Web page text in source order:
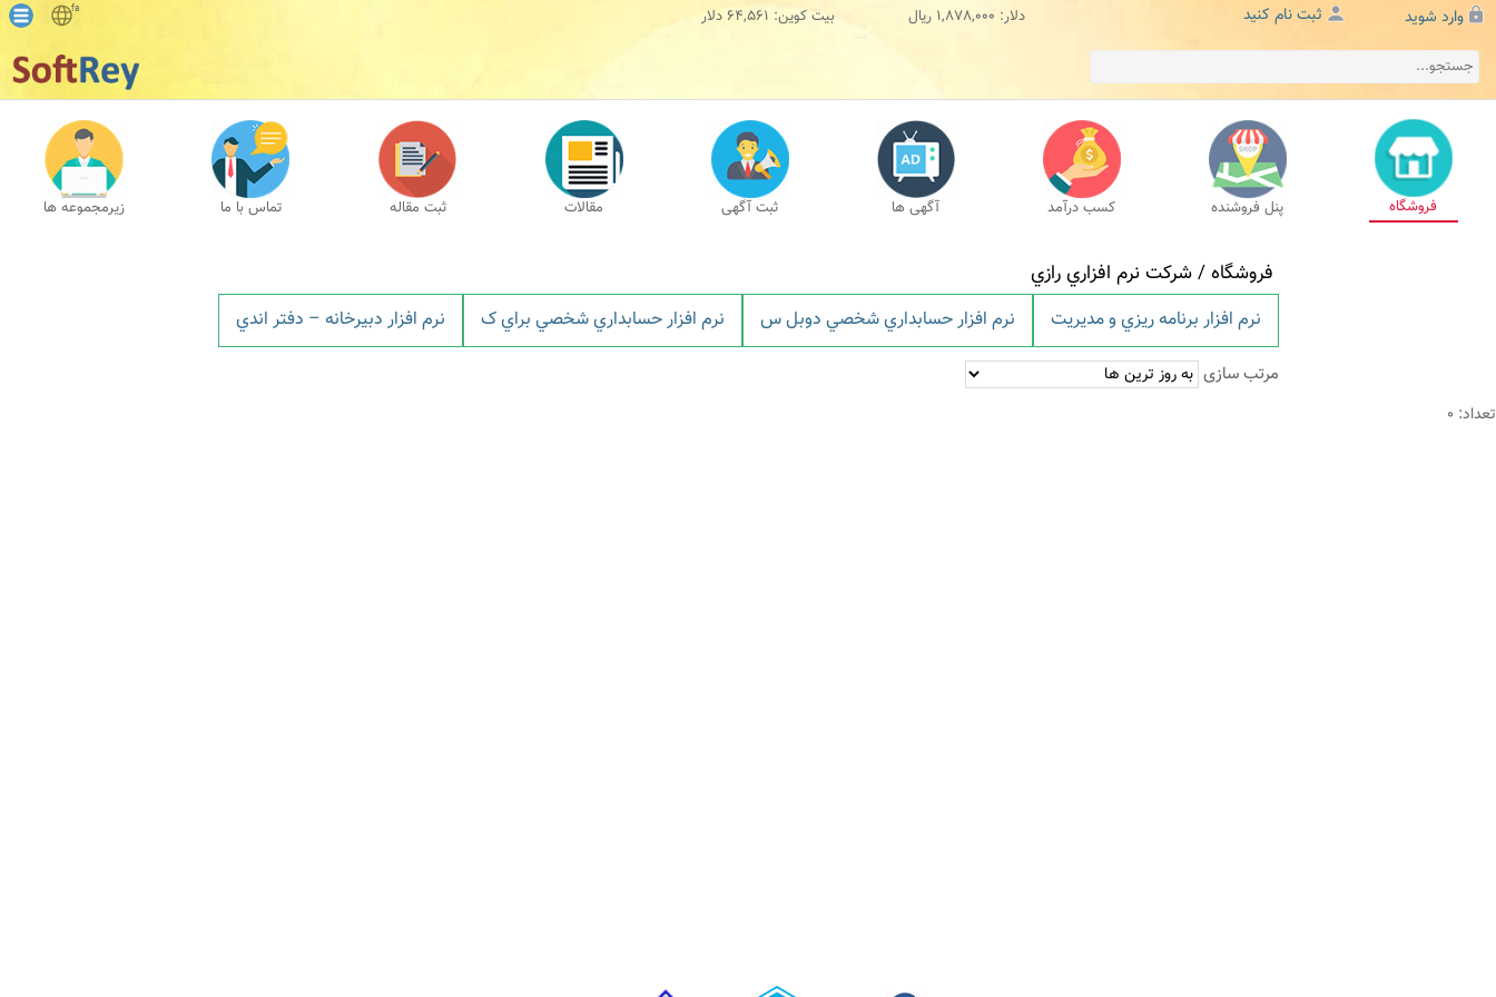
وارد شوید ثبت نام کنید fa
فروشگاه پنل فروشنده کسب درآمد آگهی ها ثبت آگهی مقالات ثبت مقاله تماس با ما زیرمجموعه ها
فروشگاه /شرکت نرم افزاري رازي
نرم افزار دبيرخانه – دفتر اندي نرم افزار حسابداري شخصي براي ک نرم افزار حسابداري شخصي دوبل س نرم افزار برنامه ريزي و مديريت
مرتب سازی
تعداد: 0
دلار: 1,878,000 ریال بیت کوین: 64,561 دلار